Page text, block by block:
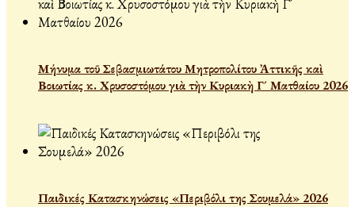
Μήνυμα τοῦ Σεβασμιωτάτου Μητροπολίτου Ἀττικῆς καὶ
Βοιωτίας κ. Χρυσοστόμου γιὰ τὴν Κυριακὴ Γ´ Ματθαίου 2026
Παιδικές Κατασκηνώσεις «Περιβόλι της Σουμελά» 2026